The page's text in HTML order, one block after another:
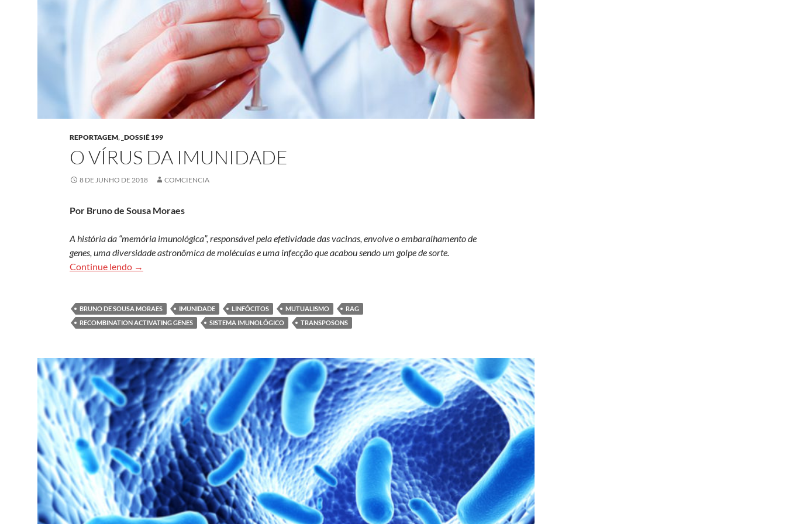
REPORTAGEM, _DOSSIÊ 199
O VÍRUS DA IMUNIDADE
8 DE JUNHO DE 2018 COMCIENCIA
Por Bruno de Sousa Moraes
A história da “memória imunológica”, responsável pela efetividade das vacinas, envolve o embaralhamento de
genes, uma diversidade astronômica de moléculas e uma infecção que acabou sendo um golpe de sorte.
Continue lendo
O vírus da imunidade
→
BRUNO DE SOUSA MORAES IMUNIDADE LINFÓCITOS MUTUALISMO
RAG
RECOMBINATION ACTIVATING GENES
SISTEMA IMUNOLÓGICO TRANSPOSONS